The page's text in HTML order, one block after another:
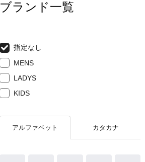
ブランド一覧
指定なし
MENS
LADYS
KIDS
アルファベット カタカナ